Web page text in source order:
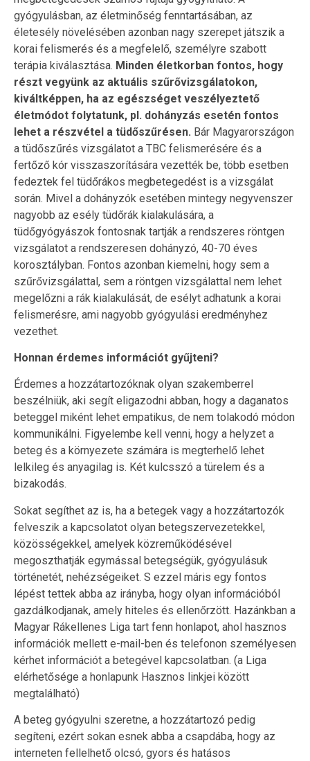
gyógyulásban, az életminőség fenntartásában, az
életesély növelésében azonban nagy szerepet játszik a
korai felismerés és a megfelelő, személyre szabott
terápia kiválasztása. Minden életkorban fontos, hogy
részt vegyünk az aktuális szűrővizsgálatokon,
kiváltképpen, ha az egészséget veszélyeztető
életmódot folytatunk, pl. dohányzás esetén fontos
lehet a részvétel a tüdőszűrésen. Bár Magyarországon
a tüdőszűrés vizsgálatot a TBC felismerésére és a
fertőző kór visszaszorítására vezették be, több esetben
fedeztek fel tüdőrákos megbetegedést is a vizsgálat
során. Mivel a dohányzók esetében mintegy negyvenszer
nagyobb az esély tüdőrák kialakulására, a
tüdőgyógyászok fontosnak tartják a rendszeres röntgen
vizsgálatot a rendszeresen dohányzó, 40-70 éves
korosztályban. Fontos azonban kiemelni, hogy sem a
szűrővizsgálattal, sem a röntgen vizsgálattal nem lehet
megelőzni a rák kialakulását, de esélyt adhatunk a korai
felismerésre, ami nagyobb gyógyulási eredményhez
vezethet.
Honnan érdemes információt gyűjteni?
Érdemes a hozzátartozóknak olyan szakemberrel
beszélniük, aki segít eligazodni abban, hogy a daganatos
beteggel miként lehet empatikus, de nem tolakodó módon
kommunikálni. Figyelembe kell venni, hogy a helyzet a
beteg és a környezete számára is megterhelő lehet
lelkileg és anyagilag is. Két kulcsszó a türelem és a
bizakodás.
Sokat segíthet az is, ha a betegek vagy a hozzátartozók
felveszik a kapcsolatot olyan betegszervezetekkel,
közösségekkel, amelyek közreműködésével
megoszthatják egymással betegségük, gyógyulásuk
történetét, nehézségeiket. S ezzel máris egy fontos
lépést tettek abba az irányba, hogy olyan információból
gazdálkodjanak, amely hiteles és ellenőrzött. Hazánkban a
Magyar Rákellenes Liga tart fenn honlapot, ahol hasznos
információk mellett e-mail-ben és telefonon személyesen
kérhet információt a betegével kapcsolatban. (a Liga
elérhetősége a honlapunk Hasznos linkjei között
megtalálható)
A beteg gyógyulni szeretne, a hozzátartozó pedig
segíteni, ezért sokan esnek abba a csapdába, hogy az
interneten fellelhető olcsó, gyors és hatásos